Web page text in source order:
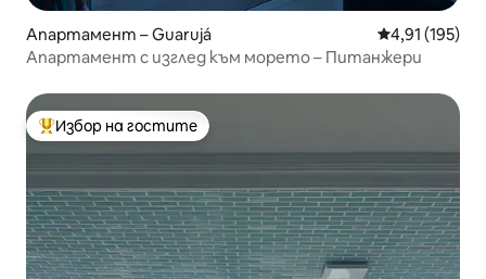
Апартамент – Guarujá Средна
4,91 (195)
Апартамент с изглед към морето – Питанжери
Най-популярен избор на гостите
Избор на гостите